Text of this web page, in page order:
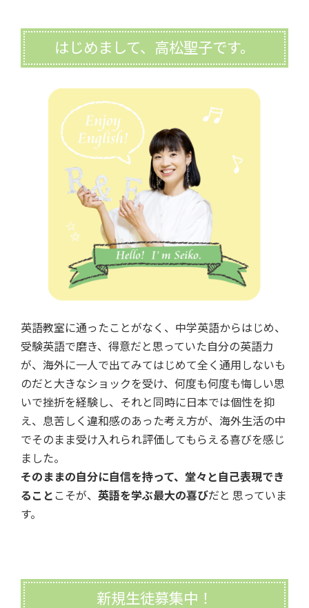
はじめまして、高松聖子です。
英語教室に通ったことがなく、中学英語からはじめ、
受験英語で磨き、得意だと思っていた自分の英語力
が、海外に一人で出てみてはじめて全く通用しないも
のだと大きなショックを受け、何度も何度も悔しい思
いで挫折を経験し、それと同時に日本では個性を抑
え、息苦しく違和感のあった考え方が、海外生活の中
でそのまま受け入れられ評価してもらえる喜びを感じ
ました。
そのままの自分に自信を持って、堂々と自己表現でき
ること こそが、 英語を学ぶ最大の喜びだと 思っていま
す。
新規生徒募集中！